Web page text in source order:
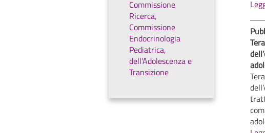
Commissione
Ricerca,
Commissione
Endocrinologia
Pediatrica,
dell'Adolescenza e
Transizione